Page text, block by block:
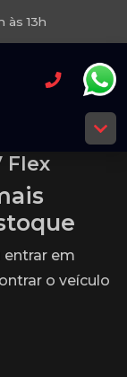
às 13h
Flex
entrar em
o veículo